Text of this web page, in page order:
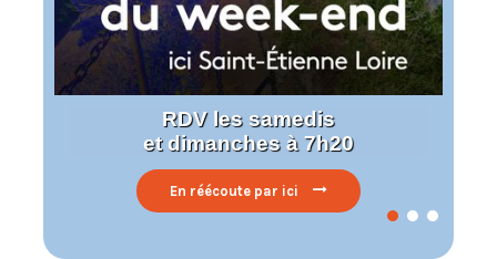
En réécoute par ici
RDV les samedis
et dimanches à 7h20